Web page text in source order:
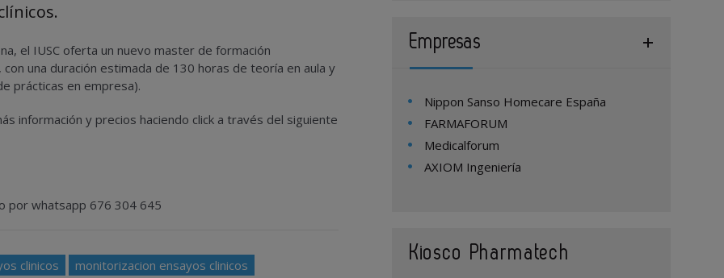
el IUSC oferta un nuevo master de formación
una duración estimada de 130 horas de teoría en aula y
prácticas en empresa).
información y precios haciendo click a través del siguiente
por whatsapp 676 304 645
clinicos
monitorizacion ensayos clinicos
Empresas
Nippon Sanso Homecare España
FARMAFORUM
Medicalforum
AXIOM Ingeniería
Kiosco Pharmatech